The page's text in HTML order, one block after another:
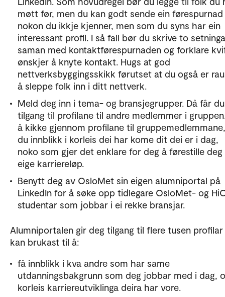
møtt før, men du kan godt sende ein
nokon du ikkje kjenner, men som du syns har ein
interessant profil. I så fall bør du skrive to
saman med kontaktførespurnaden og forklare
ønskjer å knyte kontakt. Hugs at god
nettverksbyggingsskikk førutset at du også er
å sleppe folk inn i ditt nettverk.
Meld deg inn i tema- og bransjegrupper. Då får du
tilgang til profilane til andre medlemmer i
å kikke gjennom profilane til
du innblikk i korleis dei har kome dit dei er i dag,
noko som gjer det enklare for deg å førestille
eige karriereløp.
Benytt deg av OsloMet sin eigen alumniportal på
LinkedIn for å søke opp tidlegare OsloMet- og
studentar som jobbar i ei rekke bransjar.
Alumniportalen gir deg tilgang til flere tusen
kan brukast til å:
få innblikk i kva andre som har same
utdanningsbakgrunn som deg jobbar med i dag,
korleis karriereutviklinga deira har vore.